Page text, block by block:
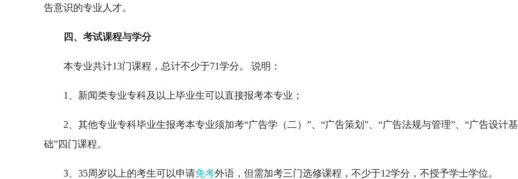
告意识的专业人才。
四、考试课程与学分
本专业共计13门课程，总计不少于71学分。 说明：
1、新闻类专业专科及以上毕业生可以直接报考本专业；
2、其他专业专科毕业生报考本专业须加考“广告学（二）”、“广告策划”、“广告法规与管理”、“广告设计基
础”四门课程。
3、35周岁以上的考生可以申请免考外语，但需加考三门选修课程，不少于12学分，不授予学士学位。